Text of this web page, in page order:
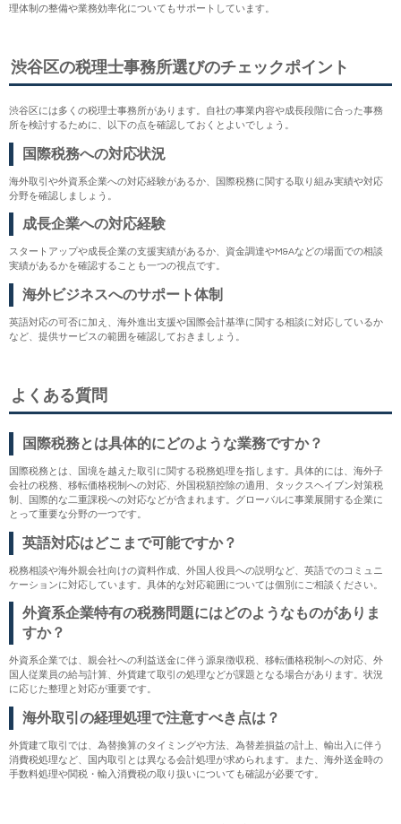
理体制の整備や業務効率化についてもサポートしています。
渋谷区の税理士事務所選びのチェックポイント
渋谷区には多くの税理士事務所があります。自社の事業内容や成長段階に合った事務
所を検討するために、以下の点を確認しておくとよいでしょう。
国際税務への対応状況
海外取引や外資系企業への対応経験があるか、国際税務に関する取り組み実績や対応
分野を確認しましょう。
成長企業への対応経験
スタートアップや成長企業の支援実績があるか、資金調達やM&Aなどの場面での相談
実績があるかを確認することも一つの視点です。
海外ビジネスへのサポート体制
英語対応の可否に加え、海外進出支援や国際会計基準に関する相談に対応しているか
など、提供サービスの範囲を確認しておきましょう。
よくある質問
国際税務とは具体的にどのような業務ですか？
国際税務とは、国境を越えた取引に関する税務処理を指します。具体的には、海外子
会社の税務、移転価格税制への対応、外国税額控除の適用、タックスヘイブン対策税
制、国際的な二重課税への対応などが含まれます。グローバルに事業展開する企業に
とって重要な分野の一つです。
英語対応はどこまで可能ですか？
税務相談や海外親会社向けの資料作成、外国人役員への説明など、英語でのコミュニ
ケーションに対応しています。具体的な対応範囲については個別にご相談ください。
外資系企業特有の税務問題にはどのようなものがありま
すか？
外資系企業では、親会社への利益送金に伴う源泉徴収税、移転価格税制への対応、外
国人従業員の給与計算、外貨建て取引の処理などが課題となる場合があります。状況
に応じた整理と対応が重要です。
海外取引の経理処理で注意すべき点は？
外貨建て取引では、為替換算のタイミングや方法、為替差損益の計上、輸出入に伴う
消費税処理など、国内取引とは異なる会計処理が求められます。また、海外送金時の
手数料処理や関税・輸入消費税の取り扱いについても確認が必要です。